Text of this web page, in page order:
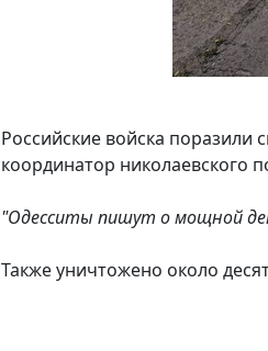
Российские войска поразили
координатор николаевского
"Одесситы пишут о мощной
Также уничтожено около